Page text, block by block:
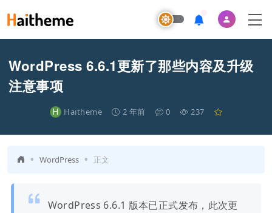
WordPress 6.6.1更新了那些内容及升级
注意事项
H Haitheme 2 年前 0 237
• WordPress • 正文
WordPress 6.6.1 版本已正式发布，此次更